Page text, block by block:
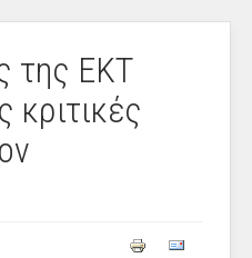
της ΕΚΤ
κριτικές